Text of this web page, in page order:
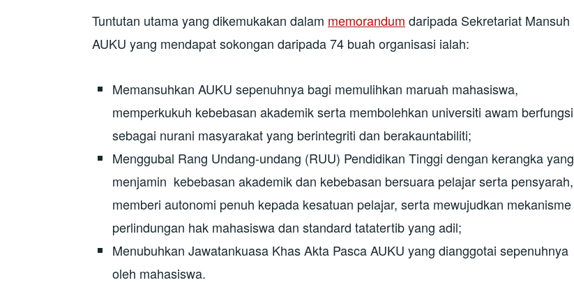
Tuntutan utama yang dikemukakan dalam memorandum daripada Sekretariat Mansuh
AUKU yang mendapat sokongan daripada 74 buah organisasi ialah:
Memansuhkan AUKU sepenuhnya bagi memulihkan maruah mahasiswa,
memperkukuh kebebasan akademik serta membolehkan universiti awam berfungsi
sebagai nurani masyarakat yang berintegriti dan berakauntabiliti;
Menggubal Rang Undang-undang (RUU) Pendidikan Tinggi dengan kerangka yang
menjamin kebebasan akademik dan kebebasan bersuara pelajar serta pensyarah,
memberi autonomi penuh kepada kesatuan pelajar, serta mewujudkan mekanisme
perlindungan hak mahasiswa dan standard tatatertib yang adil;
Menubuhkan Jawatankuasa Khas Akta Pasca AUKU yang dianggotai sepenuhnya
oleh mahasiswa.